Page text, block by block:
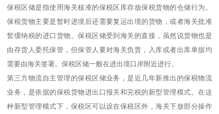
保税区储是指使用海关核准的保税区库存放保税货物的仓储行为。
保税货物主要是暂时进境后还需要复运出境的货物，或者海关批准
暂缓纳税的进口货物。保税区储受到海关的直接，虽然说货物也是
由存货人委托保管，但保管人要对海关负责，入库或者出库单据均
需要由海关签署。保税区储一般在进出境口岸附近进行。
第三方物流自主管理的保税区储业务，是近几年新推出的保税物流
业务，是依据的保税货物进出口报关和完税的新型管理模式。在这
种新型管理模式下，保税区可以设在保税区外，海关下放部分操作